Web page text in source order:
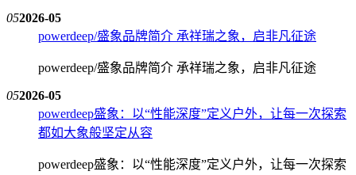
052026-05
powerdeep/盛象品牌简介 承祥瑞之象，启非凡征途
powerdeep/盛象品牌简介 承祥瑞之象，启非凡征途
052026-05
powerdeep盛象：以“性能深度”定义户外，让每一次探索
都如大象般坚定从容
powerdeep盛象：以“性能深度”定义户外，让每一次探索